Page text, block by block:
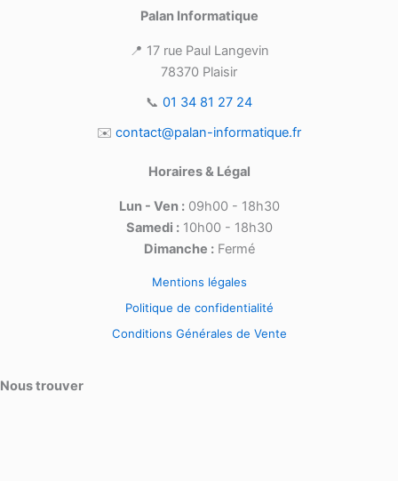
Palan Informatique
📍 17 rue Paul Langevin
78370 Plaisir
📞 01 34 81 27 24
✉️ contact@palan-informatique.fr
Horaires & Légal
Lun - Ven :09h00 - 18h30
Samedi :10h00 - 18h30
Dimanche :Fermé
Mentions légales
Politique de confidentialité
Conditions Générales de Vente
Nous trouver